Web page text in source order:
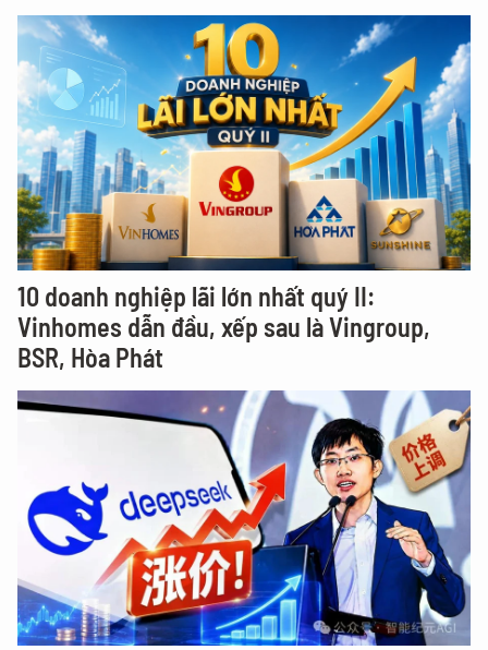
10 doanh nghiệp lãi lớn nhất quý II:
Vinhomes dẫn đầu, xếp sau là Vingroup,
BSR, Hòa Phát